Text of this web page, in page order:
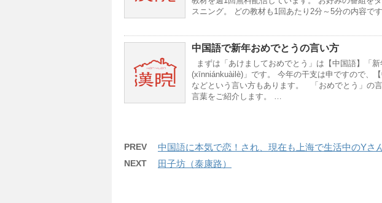
スニング。 どの教材も1回あたり2分～5分の内容で
中国語で新年おめでとうの言い方
まずは「あけましておめでとう」は【中国語】「
(xīnniánkuàilè)」です。 今年の干支は申ですので、【
などという言い方もあります。 「おめでとう」の
言葉をご紹介します。 …
PREV 中国語に本気で恋！され、現在も上海で生活中のYさ
NEXT 田子坊（泰康路）